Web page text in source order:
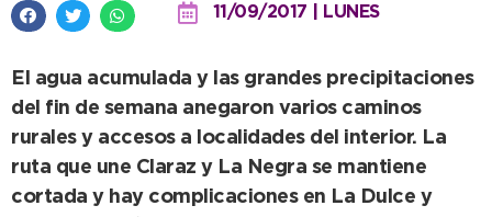
11/09/2017 | LUNES
El agua acumulada y las grandes precipitaciones
del fin de semana anegaron varios caminos
rurales y accesos a localidades del interior. La
ruta que une Claraz y La Negra se mantiene
cortada y hay complicaciones en La Dulce y